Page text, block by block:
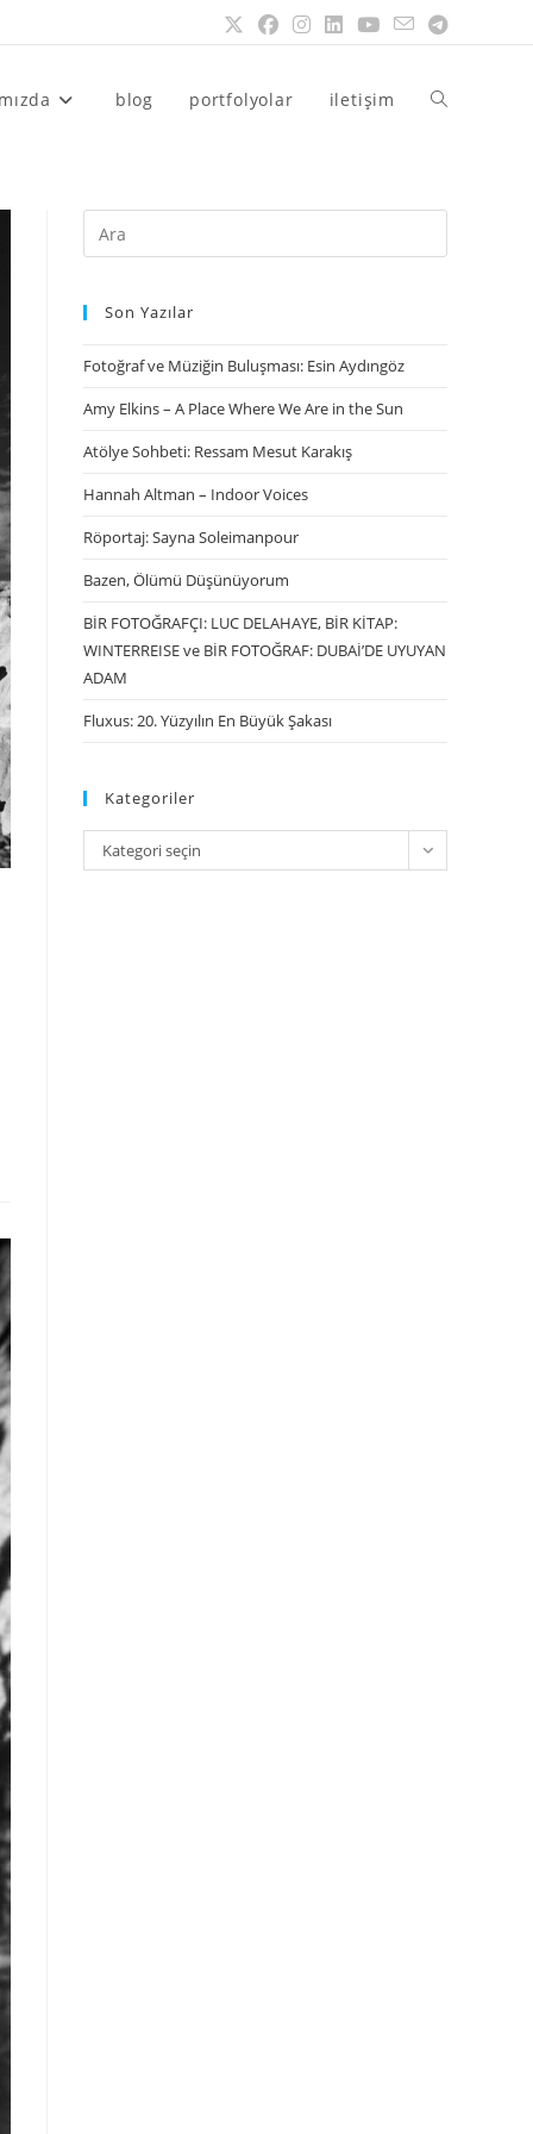
blog portfolyolar iletişim
Son Yazılar
Fotoğraf ve Müziğin Buluşması: Esin Aydıngöz
Amy Elkins – A Place Where We Are in the Sun
Atölye Sohbeti: Ressam Mesut Karakış
Hannah Altman – Indoor Voices
Röportaj: Sayna Soleimanpour
Bazen, Ölümü Düşünüyorum
BİR FOTOĞRAFÇI: LUC DELAHAYE, BİR KİTAP:
WINTERREISE ve BİR FOTOĞRAF: DUBAİ’DE UYUYAN
ADAM
Fluxus: 20. Yüzyılın En Büyük Şakası
Kategoriler
Kategori seçin